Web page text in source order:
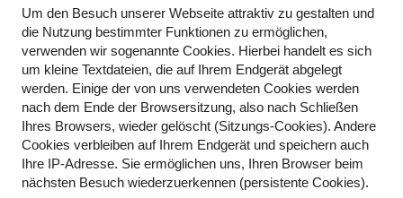
Kinderbuch: Teil 5. „Ich bin wie du, ich bin
anders als du“
13. Oktober 2023
Wer ist dein bester Freund oder beste Freundin aus der
Schule? Heute erzählt uns Enes, wie er gemeinsam mit seinem
Cousin in die Schule geht.
Weiterlesen
Um den Besuch unserer Webseite attraktiv zu gestalten und
die Nutzung bestimmter Funktionen zu ermöglichen,
verwenden wir sogenannte Cookies. Hierbei handelt es sich
um kleine Textdateien, die auf Ihrem Endgerät abgelegt
werden. Einige der von uns verwendeten Cookies werden
nach dem Ende der Browsersitzung, also nach Schließen
Ihres Browsers, wieder gelöscht (Sitzungs-Cookies). Andere
Cookies verbleiben auf Ihrem Endgerät und speichern auch
Ihre IP-Adresse. Sie ermöglichen uns, Ihren Browser beim
nächsten Besuch wiederzuerkennen (persistente Cookies).